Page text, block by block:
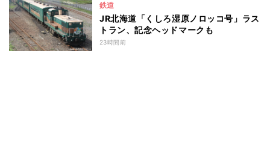
鉄道
JR北海道「くしろ湿原ノロッコ号」ラス
トラン、記念ヘッドマークも
23時間前